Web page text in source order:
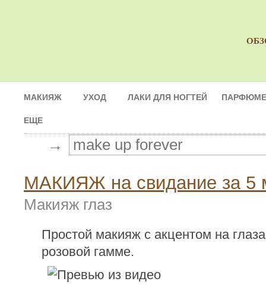
МАКИЯЖ УХОД ЛАКИ ДЛЯ НОГТЕЙ
ЕЩЕ
→
МАКИЯЖ на свидание за 5
Макияж глаз
Простой макияж с акцентом на
розовой гамме.